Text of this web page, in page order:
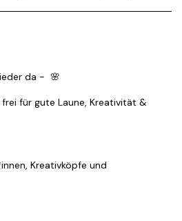
da - 🌸
für gute Laune, Kreativität &
Kreativköpfe und